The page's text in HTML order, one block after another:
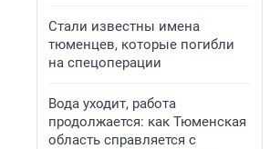
Стали известны имена
тюменцев, которые погибли
на спецоперации
Вода уходит, работа
продолжается: как Тюменская
область справляется с